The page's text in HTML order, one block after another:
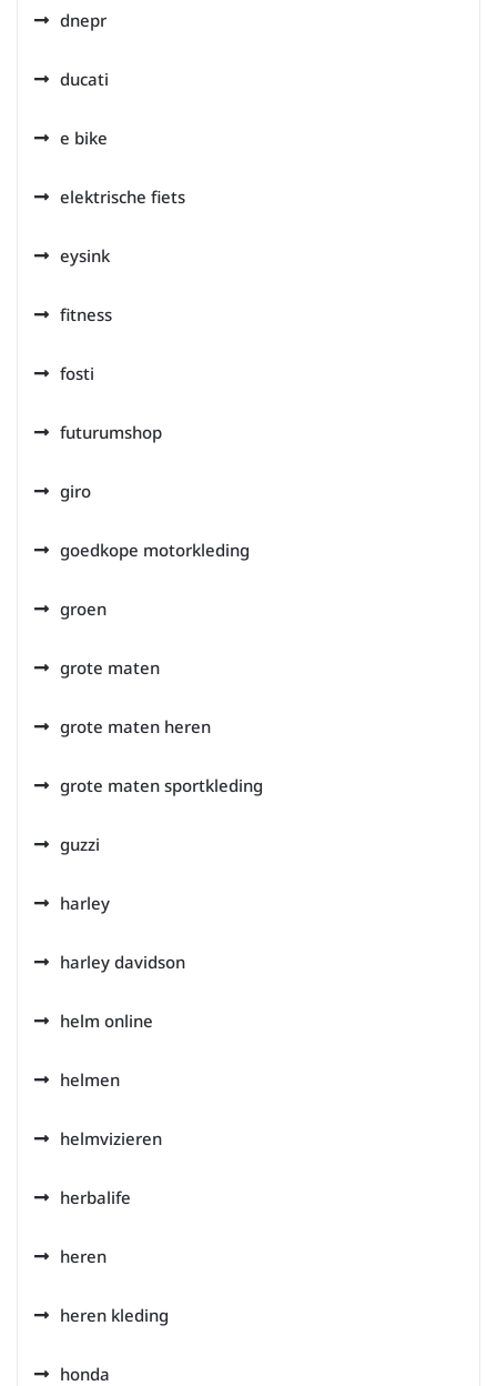
dnepr
ducati
e bike
elektrische fiets
eysink
fitness
fosti
futurumshop
giro
goedkope motorkleding
groen
grote maten
grote maten heren
grote maten sportkleding
guzzi
harley
harley davidson
helm online
helmen
helmvizieren
herbalife
heren
heren kleding
honda